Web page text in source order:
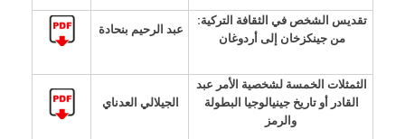
عبد الرحيم بنحادة
تقديس الشخص في الثقافة التركية:
من جينكزخان إلى أردوغان
الجيلالي العدناي
الثمثلات الخمسة لشخصية الأمر عبد
القادر أو تاريخ جينيالوجيا البطولة
والرمز